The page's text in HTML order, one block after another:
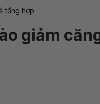
tổng hợp
giảm